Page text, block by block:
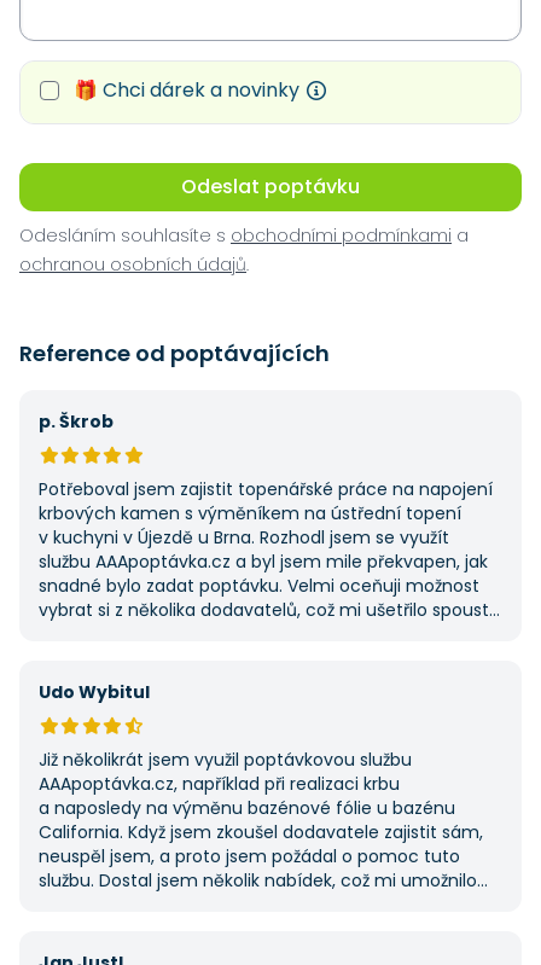
🎁 Chci dárek a novinky
Odeslat poptávku
Odesláním souhlasíte s obchodními podmínkami a
ochranou osobních údajů.
Reference od poptávajících
p. Škrob
Potřeboval jsem zajistit topenářské práce na napojení
krbových kamen s výměníkem na ústřední topení
v kuchyni v Újezdě u Brna. Rozhodl jsem se využít
službu AAApoptávka.cz a byl jsem mile překvapen, jak
snadné bylo zadat poptávku. Velmi oceňuji možnost
vybrat si z několika dodavatelů, což mi ušetřilo spoustu
potřebovat další řemeslné práce.
Udo Wybitul
Již několikrát jsem využil poptávkovou službu
AAApoptávka.cz, například při realizaci krbu
a naposledy na výměnu bazénové fólie u bazénu
California. Když jsem zkoušel dodavatele zajistit sám,
neuspěl jsem, a proto jsem požádal o pomoc tuto
službu. Dostal jsem několik nabídek, což mi umožnilo
i ostatním.